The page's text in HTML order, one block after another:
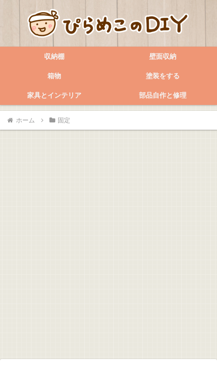
収納棚 壁面収納
箱物 塗装をする
家具とインテリア 部品自作と修理
ホーム 固定